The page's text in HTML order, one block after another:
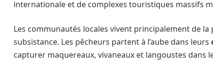
internationale et de complexes touristiques massifs
Les communautés locales vivent principalement de
subsistance. Les pêcheurs partent à l’aube dans leurs
capturer maquereaux, vivaneaux et langoustes dans